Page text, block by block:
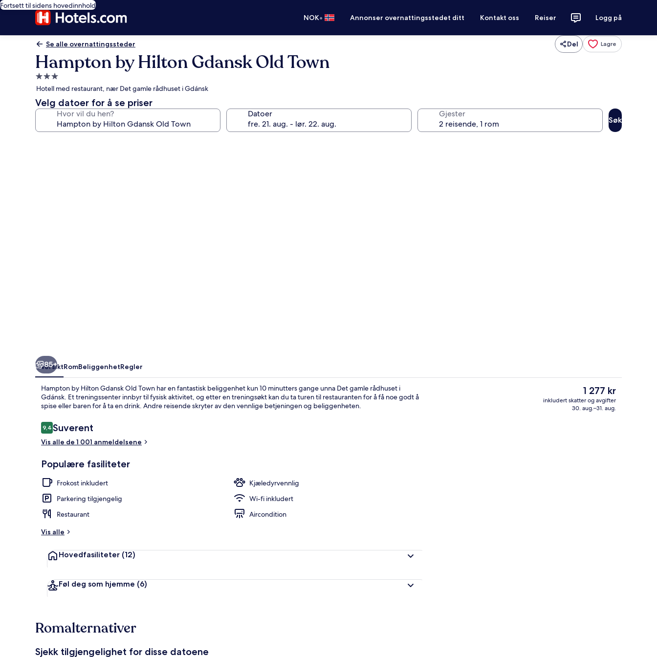
Fortsett til sidens hovedinnhold
NOK• Annonser overnattingsstedet ditt Kontakt oss Reiser Logg på
Se alle overnattingssteder Del Lagre
Hampton by Hilton Gdansk Old Town
Overnattingssted
med
3.0
stjerner
Hotell med restaurant, nær Det gamle rådhuset i Gdánsk
Velg datoer for å se priser
Hvor vil du hen? Datoer Gjester
Søk
85+
OversiktRomBeliggenhetRegler
Hampton by Hilton Gdansk Old Town har en fantastisk beliggenhet kun 10 minutters gange unna Det gamle rådhuset i
Gdánsk. Et treningssenter innbyr til fysisk aktivitet, og etter en treningsøkt kan du ta turen til restauranten for å få noe godt å
spise eller baren for å ta en drink. Andre reisende skryter av den vennlige betjeningen og beliggenheten.
Anmeldelser
9,49,4 av 10 –
Suverent
Vis alle de 1 001 anmeldelsene
Populære fasiliteter
Frokost inkludert
Kjæledyrvennlig
Parkering tilgjengelig
Wi-fi inkludert
Restaurant
Aircondition
Vis alle
Hovedfasiliteter (12)
Føl deg som hjemme (6)
Den
nåværende
prisen
1 277 kr
inkludert skatter og avgifter
30. aug.–31. aug.
Romalternativer
Sjekk tilgjengelighet for disse datoene